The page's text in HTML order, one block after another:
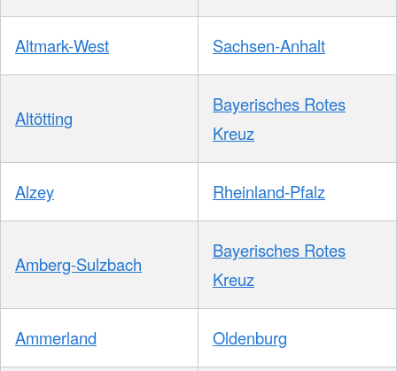
Altmark-West Sachsen-Anhalt
Altötting
Bayerisches Rotes
Kreuz
Alzey Rheinland-Pfalz
Amberg-Sulzbach
Bayerisches Rotes
Kreuz
Ammerland Oldenburg